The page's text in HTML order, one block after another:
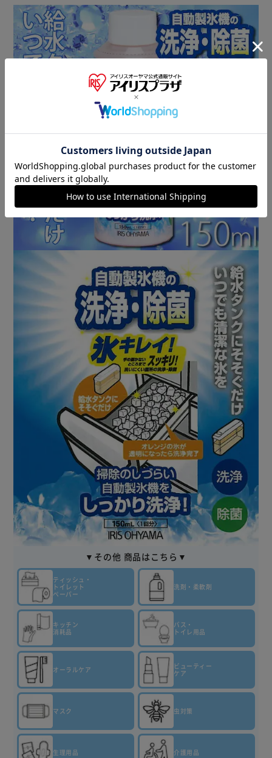
▼その他 商品はこちら▼
ティッシュ・
トイレット
ペーパー
洗剤・柔軟剤
キッチン
消耗品
バス・
トイレ用品
オーラルケア
ビューティー
ケア
マスク 虫対策
生理用品 介護用品